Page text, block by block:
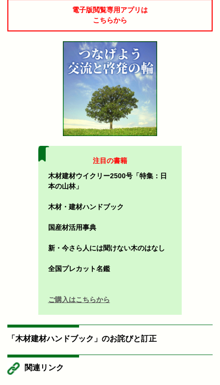
電子版閲覧専用アプリは
こちらから
注目の書籍
木材建材ウイクリー2500号「特集：日
本の山林」
木材・建材ハンドブック
国産材活用事典
新・今さら人には聞けない木のはなし
全国プレカット名鑑
ご購入はこちらから
「木材建材ハンドブック」のお詫びと訂正
関連リンク